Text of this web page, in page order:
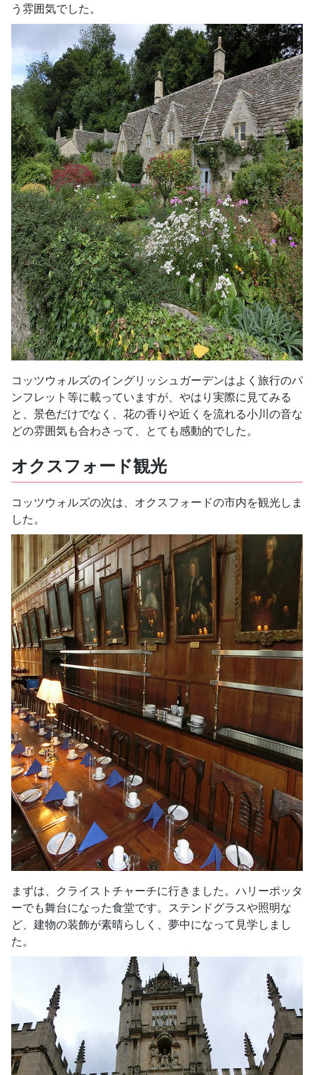
う雰囲気でした。
コッツウォルズのイングリッシュガーデンはよく旅行のパ
ンフレット等に載っていますが、やはり実際に見てみる
と、景色だけでなく、花の香りや近くを流れる小川の音な
どの雰囲気も合わさって、とても感動的でした。
オクスフォード観光
コッツウォルズの次は、オクスフォードの市内を観光しま
した。
まずは、クライストチャーチに行きました。ハリーポッタ
ーでも舞台になった食堂です。ステンドグラスや照明な
ど、建物の装飾が素晴らしく、夢中になって見学しまし
た。